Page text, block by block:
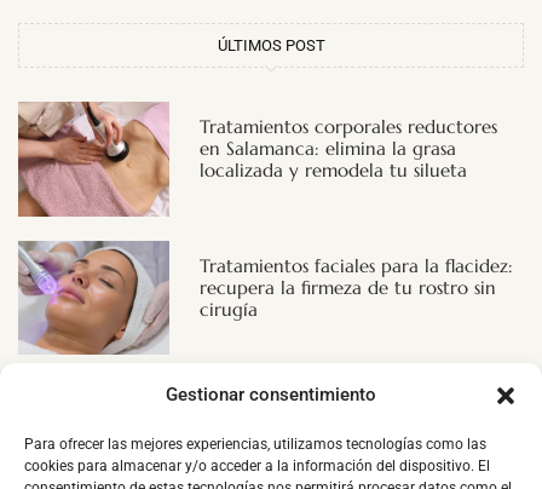
Gestionar consentimiento
Para ofrecer las mejores experiencias, utilizamos tecnologías como las
cookies para almacenar y/o acceder a la información del dispositivo. El
ÚLTIMOS POST
Tratamientos corporales reductores
en Salamanca: elimina la grasa
localizada y remodela tu silueta
Tratamientos faciales para la flacidez:
recupera la firmeza de tu rostro sin
cirugía
NUESTROS SERVICIOS